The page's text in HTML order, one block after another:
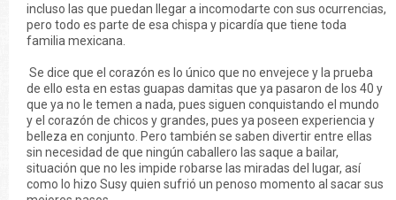
incluso las que puedan llegar a incomodarte con sus ocurrencias,
pero todo es parte de esa chispa y picardía que tiene toda
familia mexicana.
Se dice que el corazón es lo único que no envejece y la prueba
de ello esta en estas guapas damitas que ya pasaron de los 40 y
que ya no le temen a nada, pues siguen conquistando el mundo
y el corazón de chicos y grandes, pues ya poseen experiencia y
belleza en conjunto. Pero también se saben divertir entre ellas
sin necesidad de que ningún caballero las saque a bailar,
situación que no les impide robarse las miradas del lugar, así
como lo hizo Susy quien sufrió un penoso momento al sacar sus